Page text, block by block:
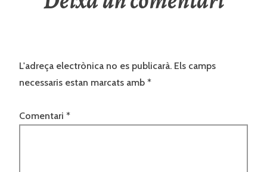
L'adreça electrònica no es publicarà. Els camps
necessaris estan marcats amb *
Comentari *